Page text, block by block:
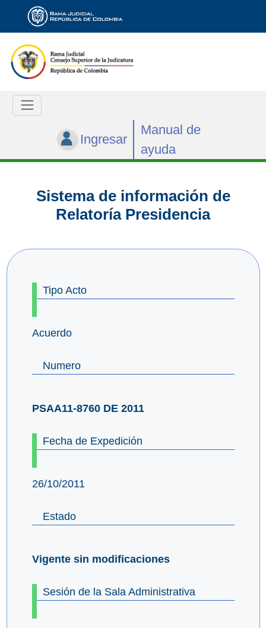
Ingresar
Manual de
ayuda
Sistema de información de
Relatoría Presidencia
Tipo Acto
Acuerdo
Numero
PSAA11-8760 DE 2011
Fecha de Expedición
26/10/2011
Estado
Vigente sin modificaciones
Sesión de la Sala Administrativa